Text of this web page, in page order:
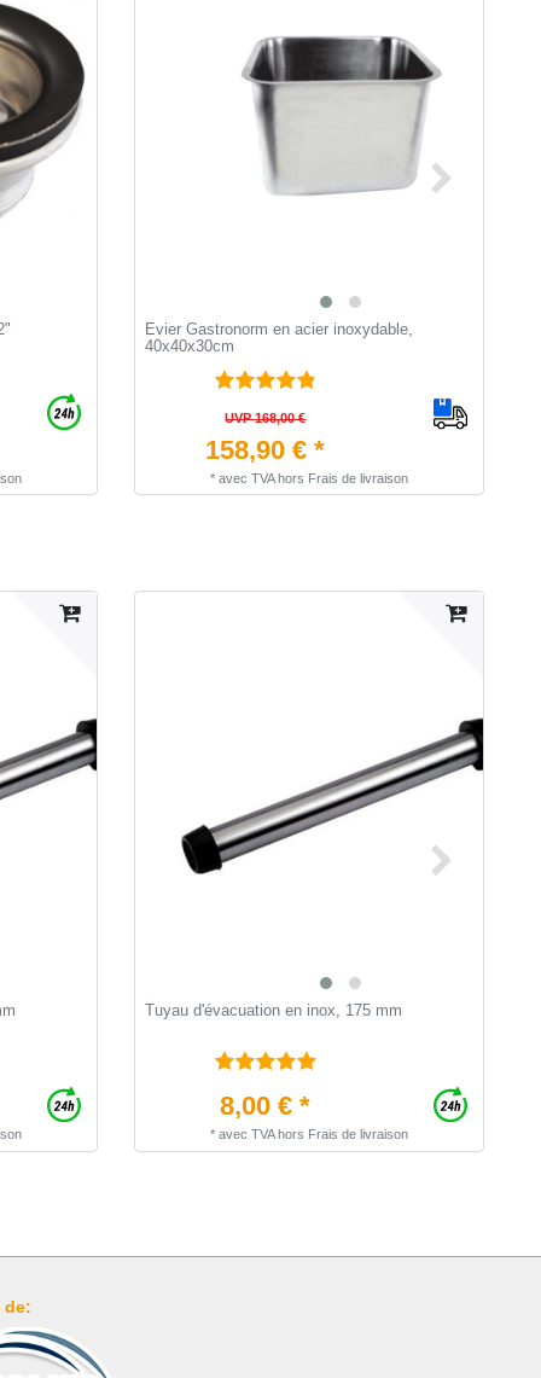
Evier Gastronorm en acier inoxydable,
40x40x30cm
UVP 168,00 €
158,90 € *
* avec TVAhors Frais de livraison
Tuyau d'évacuation en inox, 175 mm
8,00 € *
* avec TVAhors Frais de livraison
de: